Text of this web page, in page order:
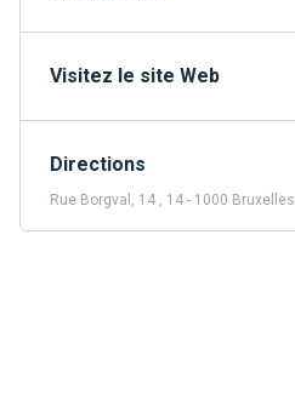
Visitez le site Web
Directions
Rue Borgval, 14 , 14 - 1000 Bruxelles